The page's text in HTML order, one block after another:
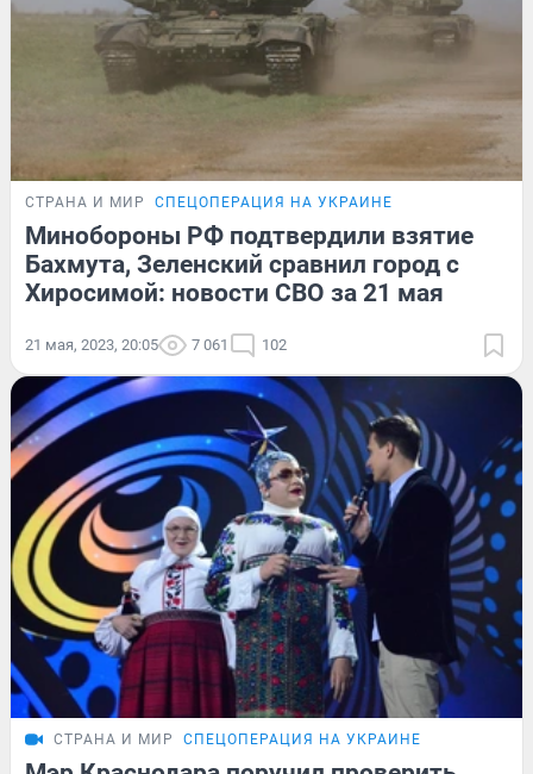
СТРАНА И МИР СПЕЦОПЕРАЦИЯ НА УКРАИНЕ
Минобороны РФ подтвердили взятие
Бахмута, Зеленский сравнил город с
Хиросимой: новости СВО за 21 мая
21 мая, 2023, 20:05 7 061 102
СТРАНА И МИР СПЕЦОПЕРАЦИЯ НА УКРАИНЕ